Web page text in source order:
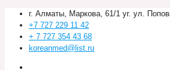
г. Алматы, Маркова, 61/1 уг. ул.
+7 727 229 11 42
+ 7 727 354 43 68
koreanmed@list.ru